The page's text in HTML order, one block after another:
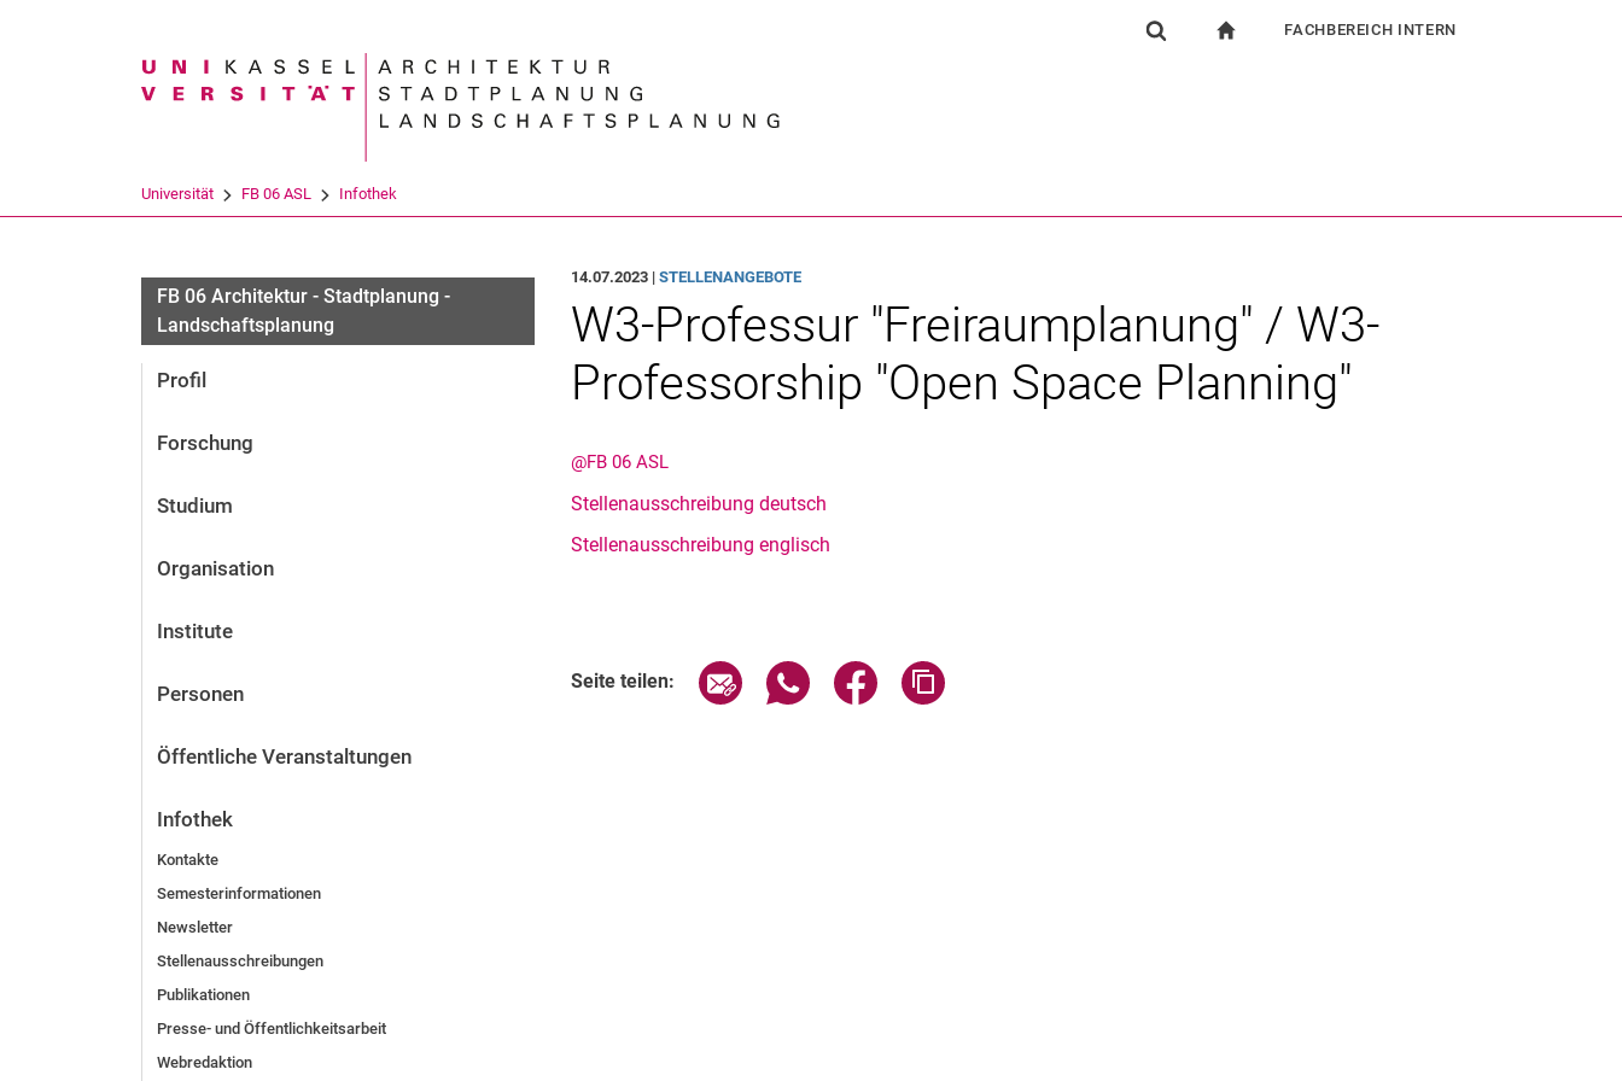
Suchbegriff
FACHBEREICH INTERN
Universität FB 06 ASL Infothek
FB 06 Architektur - Stadtplanung -
Landschaftsplanung
Profil
Forschung
Studium
Organisation
Institute
Personen
Öffentliche Veranstaltungen
Infothek
Kontakte
Semesterinformationen
Newsletter
Stellenausschreibungen
Publikationen
Presse- und Öffentlichkeitsarbeit
Webredaktion
14.07.2023 |STELLENANGEBOTE
W3-Professur "Freiraumplanung" / W3-
Professorship "Open Space Planning"
@FB 06 ASL
Stellenausschreibung deutsch
Stellenausschreibung englisch
Seite teilen: Seite über E-Mail teilen
Seite über WhatsApp teilen (externer Link, öffnet neues Fenster)
Seite über Facebook teilen (externer Link, öffnet neues Fenster)